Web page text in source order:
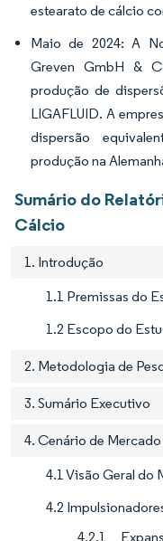
estearato de cálcio
Maio de 2024: A
Greven GmbH &
produção de
LIGAFLUID. A
dispersão
produção na
Sumário do
Cálcio
1. Introdução
1.1 Premissas do
1.2 Escopo do
2. Metodologia de
3. Sumário Executivo
4. Cenário de Mercado
4.1 Visão Geral do
4.2
4.2.1